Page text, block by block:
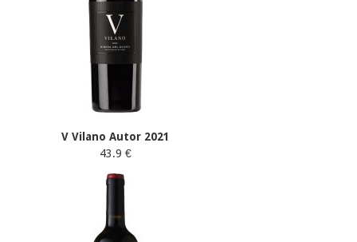
V Vilano Autor 2021
43.9 €